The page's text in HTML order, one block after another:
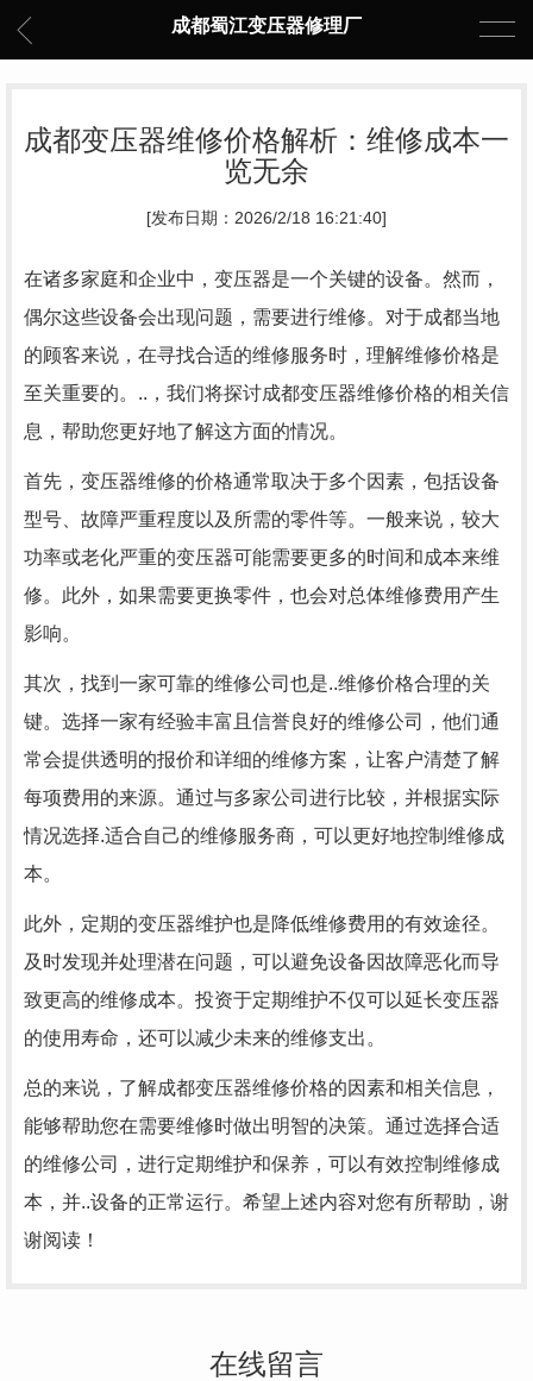
成都蜀江变压器修理厂
成都变压器维修价格解析：维修成本一
览无余
[发布日期：2026/2/18 16:21:40]
在诸多家庭和企业中，变压器是一个关键的设备。然而，
偶尔这些设备会出现问题，需要进行维修。对于成都当地
的顾客来说，在寻找合适的维修服务时，理解维修价格是
至关重要的。..，我们将探讨成都变压器维修价格的相关信
息，帮助您更好地了解这方面的情况。
首先，变压器维修的价格通常取决于多个因素，包括设备
型号、故障严重程度以及所需的零件等。一般来说，较大
功率或老化严重的变压器可能需要更多的时间和成本来维
修。此外，如果需要更换零件，也会对总体维修费用产生
影响。
其次，找到一家可靠的维修公司也是..维修价格合理的关
键。选择一家有经验丰富且信誉良好的维修公司，他们通
常会提供透明的报价和详细的维修方案，让客户清楚了解
每项费用的来源。通过与多家公司进行比较，并根据实际
情况选择.适合自己的维修服务商，可以更好地控制维修成
本。
此外，定期的变压器维护也是降低维修费用的有效途径。
及时发现并处理潜在问题，可以避免设备因故障恶化而导
致更高的维修成本。投资于定期维护不仅可以延长变压器
的使用寿命，还可以减少未来的维修支出。
总的来说，了解成都变压器维修价格的因素和相关信息，
能够帮助您在需要维修时做出明智的决策。通过选择合适
的维修公司，进行定期维护和保养，可以有效控制维修成
本，并..设备的正常运行。希望上述内容对您有所帮助，谢
谢阅读！
在线留言